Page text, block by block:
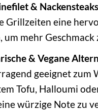
&
Grillzeiten eine
um mehr Geschmack
& Vegane
geeignet zum
Tofu, Halloumi
würzige Note zu